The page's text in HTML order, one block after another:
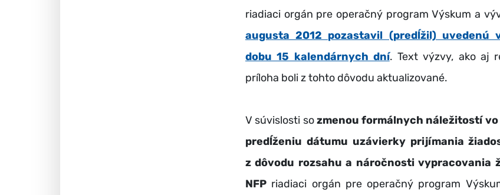
riadiaci orgán pre operačný program Výskum a
augusta 2012 pozastavil (predĺžil) uvedenú
dobu 15 kalendárnych dní. Text výzvy, ako aj
príloha boli z tohto dôvodu aktualizované.
V súvislosti sozmenou formálnych náležitostí
predĺženiu dátumu uzávierky prijímania
z dôvodu rozsahu a náročnosti vypracovania
NFP riadiaci orgán pre operačný program